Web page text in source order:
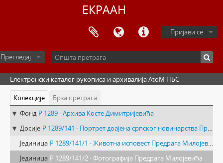
ЕКРААН
Пријави се
Прегледај
Електронски каталог рукописа и архивалија AtoM НБС
Колекције
Брза претрага
Фонд Р 1289 - Архива Косте Димитријевића
Досије Р 1289/141 - Портрет доајена српског новинарства Предрага Милојевића
Јединица Р 1289/141/1 - Животна исповест Предрага Милојевића
Јединица Р 1289/141/2 - Фотографија Предрага Милојевића